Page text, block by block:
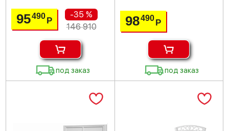
95490Р
-35 %
146 910
под заказ
98490 Р
под заказ